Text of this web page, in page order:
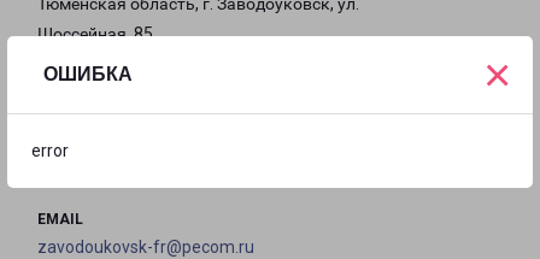
ОШИБКА
error
×
Тюменская область, г. Заводоуковск, ул.
Шоссейная, 85
EMAIL
zavodoukovsk-fr@pecom.ru